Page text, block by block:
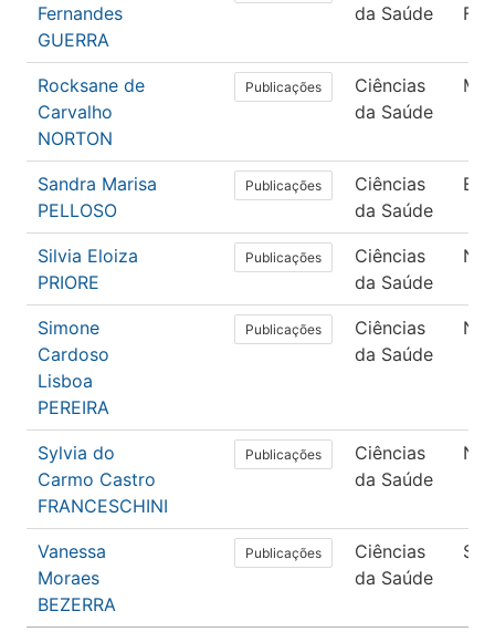
Fernandes
GUERRA
da Saúde
Rocksane de
Carvalho
NORTON
Publicações
Ciências
da Saúde
Sandra Marisa
PELLOSO
Publicações
Ciências
da Saúde
Silvia Eloiza
PRIORE
Publicações
Ciências
da Saúde
Simone
Cardoso
Lisboa
PEREIRA
Publicações
Ciências
da Saúde
Sylvia do
Carmo Castro
FRANCESCHINI
Publicações
Ciências
da Saúde
Vanessa
Moraes
BEZERRA
Publicações
Ciências
da Saúde